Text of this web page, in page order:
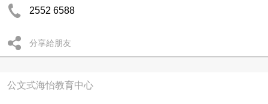
2552 6588
分享給朋友
公文式海怡教育中心